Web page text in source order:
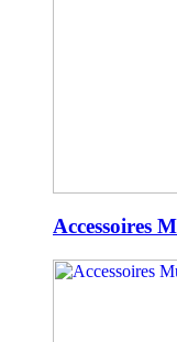
Accessoires